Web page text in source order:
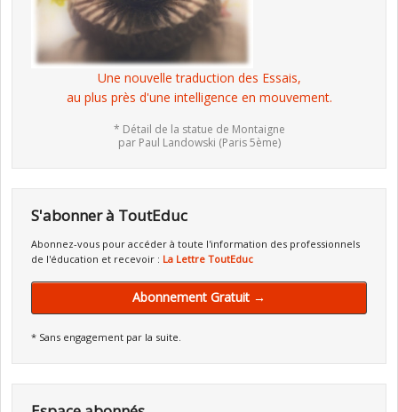
Une nouvelle traduction des Essais,
au plus près d'une intelligence en mouvement.
* Détail de la statue de Montaigne
par Paul Landowski (Paris 5ème)
S'abonner à ToutEduc
Abonnez-vous pour accéder à toute l'information des professionnels
de l'éducation et recevoir : La Lettre ToutEduc
Abonnement Gratuit →
* Sans engagement par la suite.